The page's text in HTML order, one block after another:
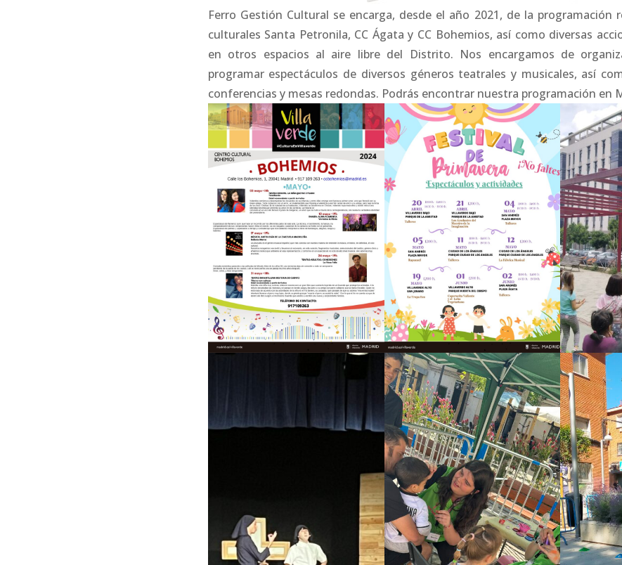
Ferro Gestión Cultural se encarga, desde el año 2021, de la programación
culturales Santa Petronila, CC Ágata y CC Bohemios, así como diversas
en otros espacios al aire libre del Distrito. Nos encargamos de
programar espectáculos de diversos géneros teatrales y musicales, así
conferencias y mesas redondas. Podrás encontrar nuestra programación en